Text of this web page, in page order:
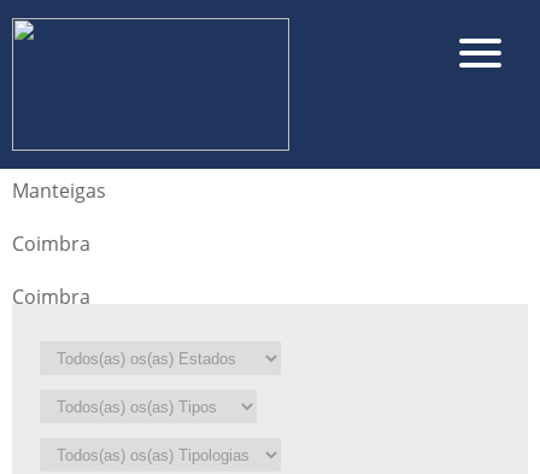
Manteigas
Coimbra
Coimbra